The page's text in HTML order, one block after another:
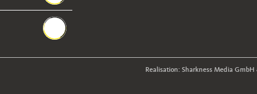
Realisation: Sharkness Media GmbH